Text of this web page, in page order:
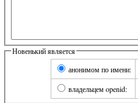
Новенький является
анонимом по имени:
владельцем openid: